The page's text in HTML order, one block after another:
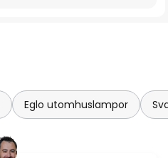
Eglo utomhuslampor